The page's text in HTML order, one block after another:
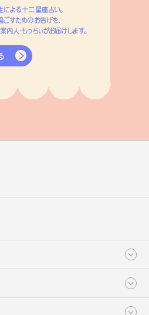
よる十二星座占い。
すためのお告げを、
人・もっちぃがお届けします。